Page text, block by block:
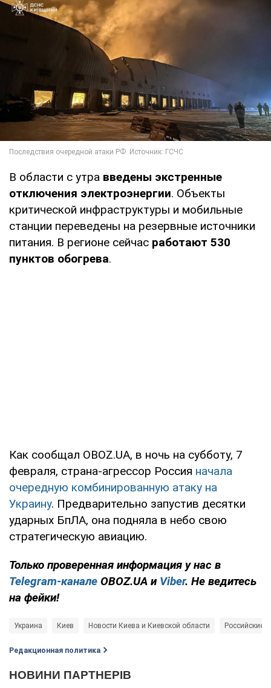
В области с утра введены экстренные
отключения электроэнергии. Объекты
критической инфраструктуры и мобильные
станции переведены на резервные источники
питания. В регионе сейчас работают 530
пунктов обогрева.
Как сообщал OBOZ.UA, в ночь на субботу, 7
февраля, страна-агрессор Россия начала
очередную комбинированную атаку на
Украину. Предварительно запустив десятки
ударных БпЛА, она подняла в небо свою
стратегическую авиацию.
Только проверенная информация у нас в
Telegram-канале OBOZ.UA и Viber. Не ведитесь
на фейки!
Украина Киев Новости Киева и Киевской области Российские
Редакционная политика